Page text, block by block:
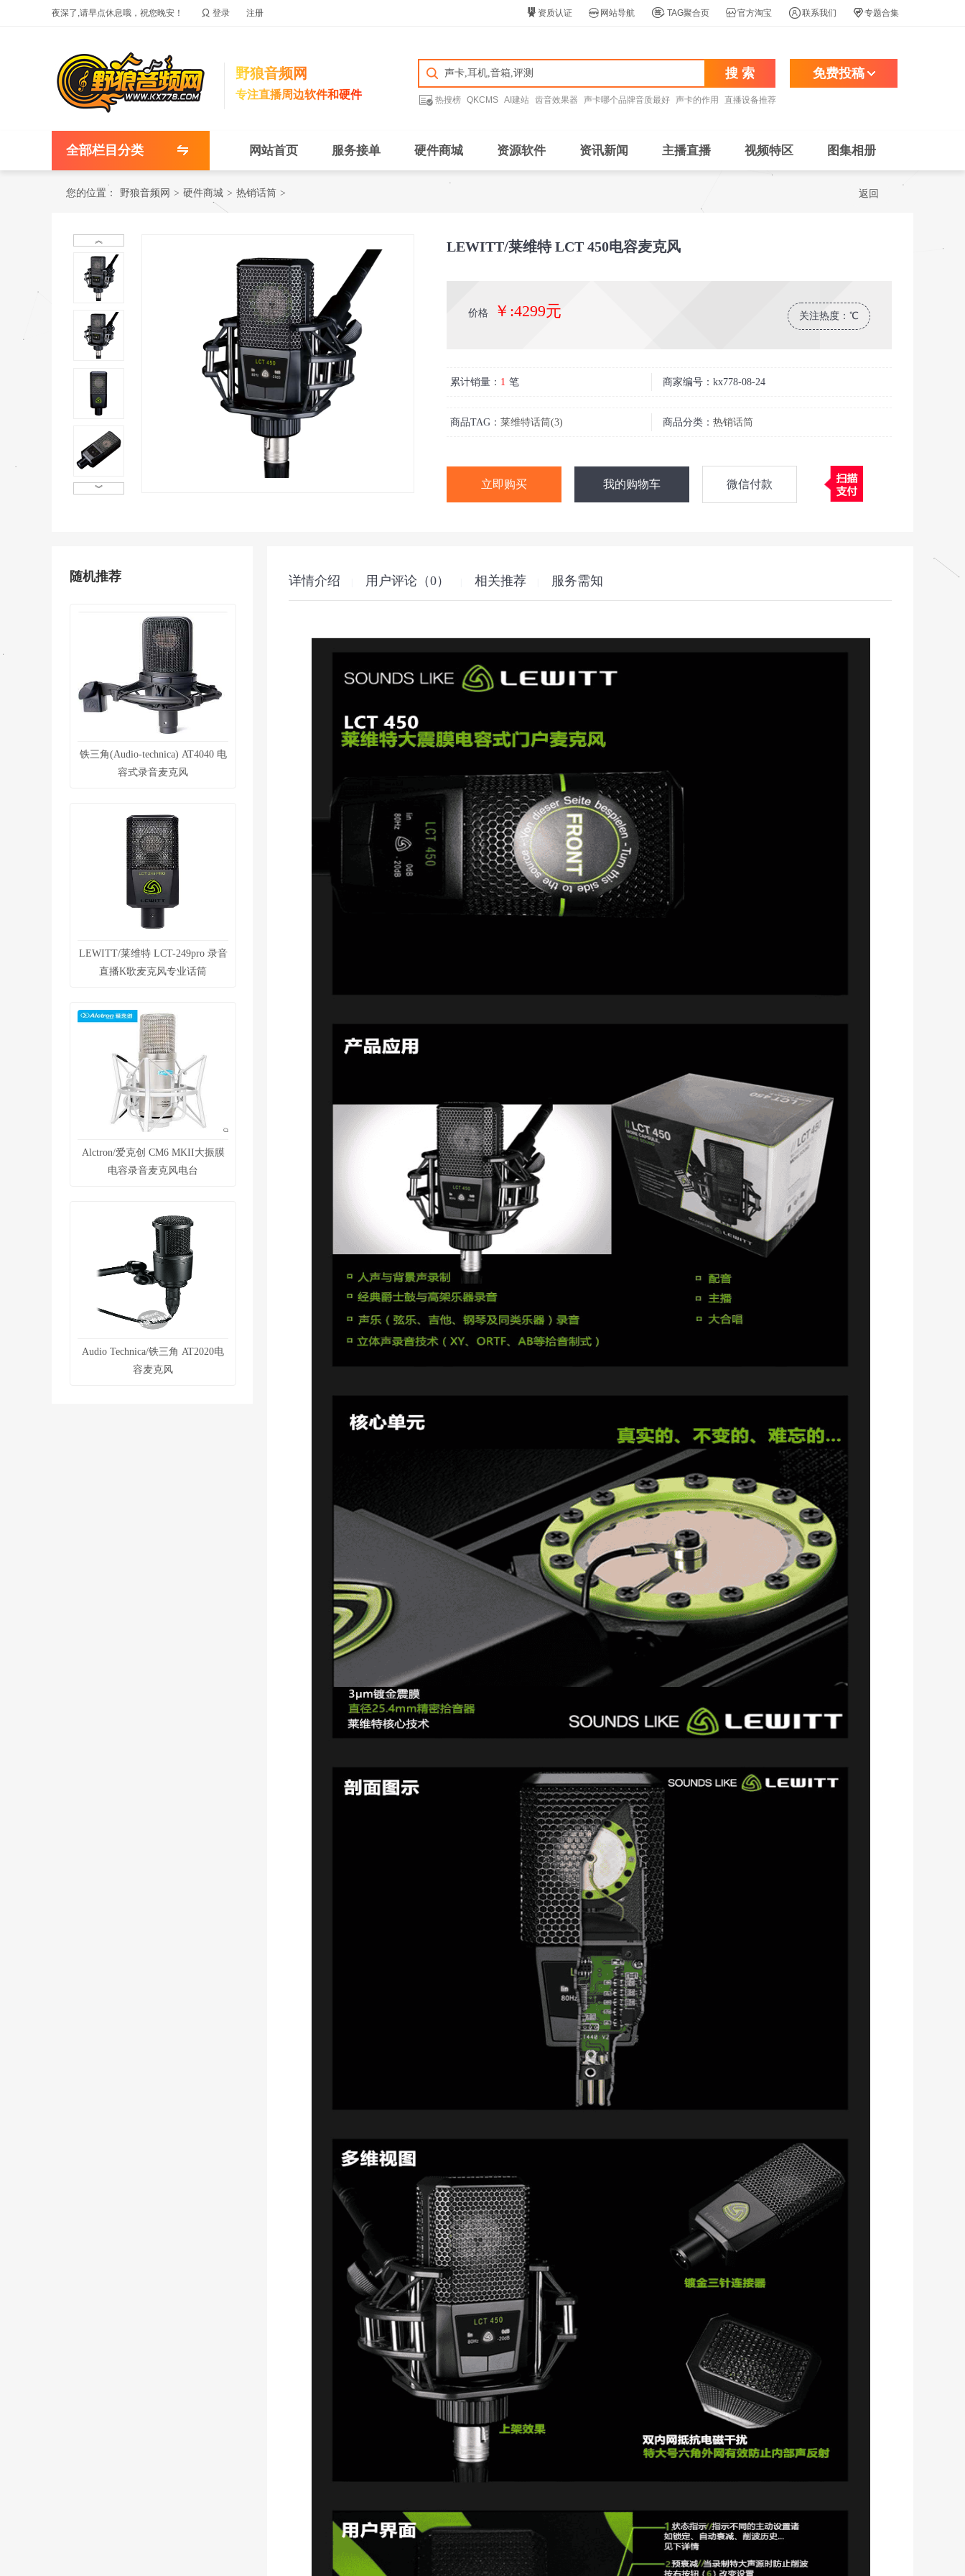
夜深了,请早点休息哦，祝您晚安！  登录 注册  资质认证  网站导航  TAG聚合页 官方淘宝 联系我们 专题合集
野狼音频网
专注直播周边软件和硬件
搜 索 免费投稿
 热搜榜 QKCMS AI建站 齿音效果器 声卡哪个品牌音质最好 声卡的作用 直播设备推荐
全部栏目分类 网站首页 服务接单 硬件商城 资源软件 资讯新闻 主播直播 视频特区 图集相册
您的位置： 野狼音频网 > 硬件商城 > 热销话筒 > 返回
︽
︾
LEWITT/莱维特 LCT 450电容麦克风
价格 ￥:4299元 关注热度： ℃
累计销量： 1 笔 商家编号：kx778-08-24
商品TAG： 莱维特话筒(3) 商品分类： 热销话筒
我的购物车 微信付款
随机推荐
铁三角(Audio-technica) AT4040 电
容式录音麦克风
LEWITT/莱维特 LCT-249pro 录音
直播K歌麦克风专业话筒
Alctron/爱克创 CM6 MKII大振膜
电容录音麦克风电台
Audio Technica/铁三角 AT2020电
容麦克风
详情介绍 用户评论（0） 相关推荐 服务需知